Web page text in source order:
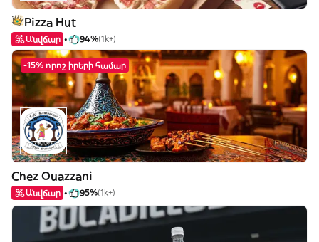
Pizza Hut
Անվճար 94%(1k+)
-15% որոշ իրերի համար
Chez Ouazzani
Անվճար 95%(1k+)